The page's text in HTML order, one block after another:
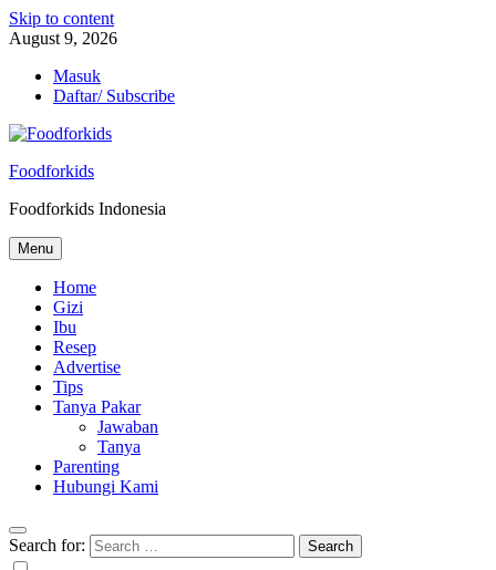
Skip to content
August 9, 2026
Masuk
Daftar/ Subscribe
Foodforkids
Foodforkids Indonesia
Menu
Home
Gizi
Ibu
Resep
Advertise
Tips
Tanya Pakar
Jawaban
Tanya
Parenting
Hubungi Kami
Search for: